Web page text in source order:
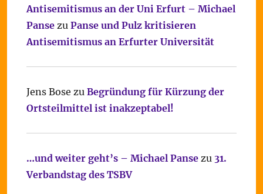
Antisemitismus an der Uni Erfurt – Michael
Pansezu Panse und Pulz kritisieren
Antisemitismus an Erfurter Universität
Jens Bose zu Begründung für Kürzung der
Ortsteilmittel ist inakzeptabel!
…und weiter geht’s – Michael Pansezu 31.
Verbandstag des TSBV